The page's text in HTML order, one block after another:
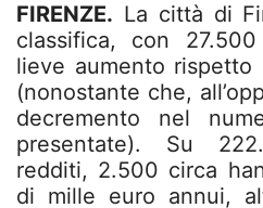
FIRENZE. La città di
classifica, con
lieve aumento
(nonostante che,
decremento nel
presentate). Su
redditi, 2.500 circa
di mille euro annui,